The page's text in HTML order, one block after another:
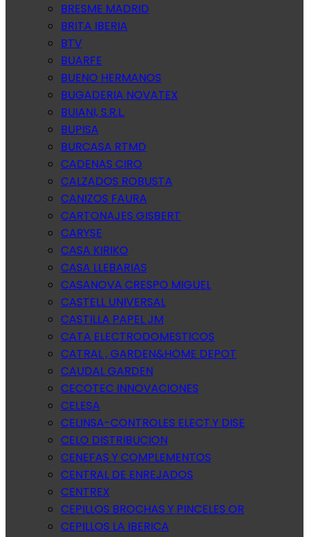
BRESME MADRID
BRITA IBERIA
BTV
BUARFE
BUENO HERMANOS
BUGADERIA NOVATEX
BUIANI, S.R.L.
BUPISA
BURCASA RTMD
CADENAS CIRO
CALZADOS ROBUSTA
CANIZOS FAURA
CARTONAJES GISBERT
CARYSE
CASA KIRIKO
CASA LLEBARIAS
CASANOVA CRESPO MIGUEL
CASTELL UNIVERSAL
CASTILLA PAPEL JM
CATA ELECTRODOMESTICOS
CATRAL , GARDEN&HOME DEPOT
CAUDAL GARDEN
CECOTEC INNOVACIONES
CELESA
CELINSA-CONTROLES ELECT.Y DISE
CELO DISTRIBUCION
CENEFAS Y COMPLEMENTOS
CENTRAL DE ENREJADOS
CENTREX
CEPILLOS BROCHAS Y PINCELES OR
CEPILLOS LA IBERICA